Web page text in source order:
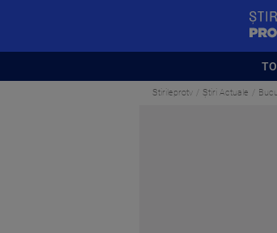
Stirileprotv Știri Actuale